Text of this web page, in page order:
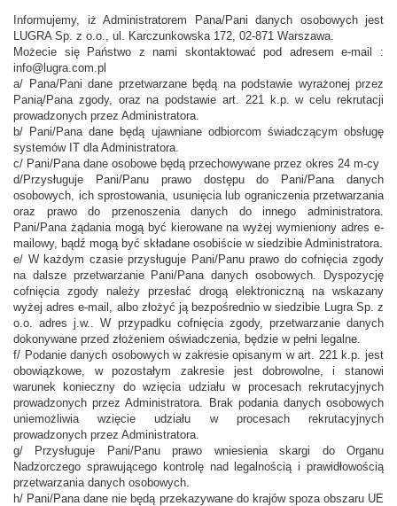
Informujemy, iż Administratorem Pana/Pani danych osobowych jest
LUGRA Sp. z o.o., ul. Karczunkowska 172, 02-871 Warszawa.
Możecie się Państwo z nami skontaktować pod adresem e-mail :
info@lugra.com.pl
a/ Pana/Pani dane przetwarzane będą na podstawie wyrażonej przez
Panią/Pana zgody, oraz na podstawie art. 221 k.p. w celu rekrutacji
prowadzonych przez Administratora.
b/ Pani/Pana dane będą ujawniane odbiorcom świadczącym obsługę
systemów IT dla Administratora.
c/ Pani/Pana dane osobowe będą przechowywane przez okres 24 m-cy
d/Przysługuje Pani/Panu prawo dostępu do Pani/Pana danych
osobowych, ich sprostowania, usunięcia lub ograniczenia przetwarzania
oraz prawo do przenoszenia danych do innego administratora.
Pani/Pana żądania mogą być kierowane na wyżej wymieniony adres e-
mailowy, bądź mogą być składane osobiście w siedzibie Administratora.
e/ W każdym czasie przysługuje Pani/Panu prawo do cofnięcia zgody
na dalsze przetwarzanie Pani/Pana danych osobowych. Dyspozycję
cofnięcia zgody należy przesłać drogą elektroniczną na wskazany
wyżej adres e-mail, albo złożyć ją bezpośrednio w siedzibie Lugra Sp. z
o.o. adres j.w.. W przypadku cofnięcia zgody, przetwarzanie danych
dokonywane przed złożeniem oświadczenia, będzie w pełni legalne.
f/ Podanie danych osobowych w zakresie opisanym w art. 221 k.p. jest
obowiązkowe, w pozostałym zakresie jest dobrowolne, i stanowi
warunek konieczny do wzięcia udziału w procesach rekrutacyjnych
prowadzonych przez Administratora. Brak podania danych osobowych
uniemożliwia wzięcie udziału w procesach rekrutacyjnych
prowadzonych przez Administratora.
g/ Przysługuje Pani/Panu prawo wniesienia skargi do Organu
Nadzorczego sprawującego kontrolę nad legalnością i prawidłowością
przetwarzania danych osobowych.
h/ Pani/Pana dane nie będą przekazywane do krajów spoza obszaru UE